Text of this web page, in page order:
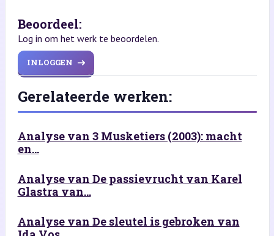
Beoordeel:
Log in om het werk te beoordelen.
INLOGGEN
Gerelateerde werken:
Analyse van 3 Musketiers (2003): macht
en...
Analyse van De passievrucht van Karel
Glastra van...
Analyse van De sleutel is gebroken van